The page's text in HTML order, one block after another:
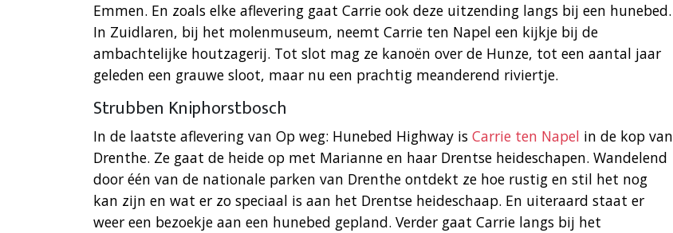
Emmen. En zoals elke aflevering gaat Carrie ook deze uitzending langs bij een hunebed.
In Zuidlaren, bij het molenmuseum, neemt Carrie ten Napel een kijkje bij de
ambachtelijke houtzagerij. Tot slot mag ze kanoën over de Hunze, tot een aantal jaar
geleden een grauwe sloot, maar nu een prachtig meanderend riviertje.
Strubben Kniphorstbosch
In de laatste aflevering van Op weg: Hunebed Highway is Carrie ten Napel in de kop van
Drenthe. Ze gaat de heide op met Marianne en haar Drentse heideschapen. Wandelend
door één van de nationale parken van Drenthe ontdekt ze hoe rustig en stil het nog
kan zijn en wat er zo speciaal is aan het Drentse heideschaap. En uiteraard staat er
weer een bezoekje aan een hunebed gepland. Verder gaat Carrie langs bij het